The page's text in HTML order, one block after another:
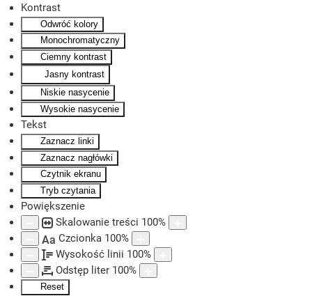
Kontrast
Odwróć kolory
Monochromatyczny
Ciemny kontrast
Jasny kontrast
Niskie nasycenie
Wysokie nasycenie
Tekst
Zaznacz linki
Zaznacz nagłówki
Czytnik ekranu
Tryb czytania
Powiększenie
Skalowanie treści 100%
Aa Czcionka 100%
Wysokość linii 100%
Odstęp liter 100%
Reset
Skip to main content